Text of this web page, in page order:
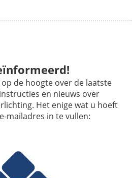
de hoogte over de laatste
en nieuws over
Het enige wat u hoeft
mailadres in te vullen: